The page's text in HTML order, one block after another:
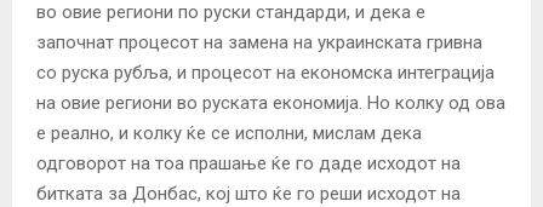
во овие региони по руски стандарди, и дека е
започнат процесот на замена на украинската гривна
со руска рубља, и процесот на економска интеграција
на овие региони во руската економија. Но колку од ова
е реално, и колку ќе се исполни, мислам дека
одговорот на тоа прашање ќе го даде исходот на
битката за Донбас, кој што ќе го реши исходот на